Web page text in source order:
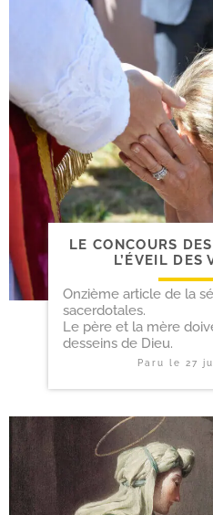
LE CONCOURS
L’ÉVEIL DES
Onzième article de la
sacerdotales.
Le père et la mère
desseins de Dieu.
Paru le 27